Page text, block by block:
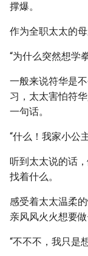
撑爆。
作为全职太太的
“为什么突然想学
一般来说符华是
习，太太害怕符
一句话。
“什么！我家小公
听到太太说的话
找着什么。
感受着太太温柔
亲风风火火想要
“不不不，我只是